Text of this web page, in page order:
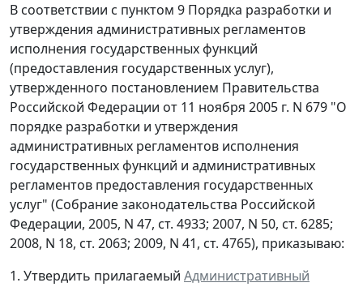
В соответствии с пунктом 9 Порядка разработки и
утверждения административных регламентов
исполнения государственных функций
(предоставления государственных услуг),
утвержденного постановлением Правительства
Российской Федерации от 11 ноября 2005 г. N 679 "О
порядке разработки и утверждения
административных регламентов исполнения
государственных функций и административных
регламентов предоставления государственных
услуг" (Собрание законодательства Российской
Федерации, 2005, N 47, ст. 4933; 2007, N 50, ст. 6285;
2008, N 18, ст. 2063; 2009, N 41, ст. 4765), приказываю:
1. Утвердить прилагаемый Административный